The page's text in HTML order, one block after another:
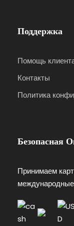
Поддержка
Помощь
Контакты
Политика
Безопасная
Принимаем